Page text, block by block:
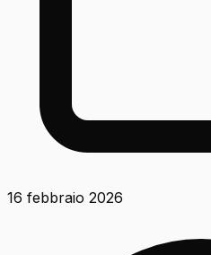
16 febbraio 2026